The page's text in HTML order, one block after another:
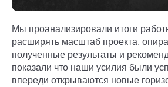
Мы проанализировали итоги
расширять масштаб проекта,
полученные результаты и
показали что наши усилия были
впереди открываются новые